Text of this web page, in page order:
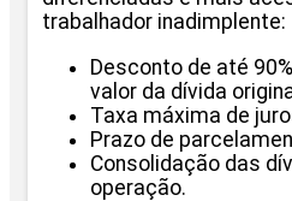
trabalhador inadimplente:
Desconto de até
valor da dívida
Taxa máxima de
Prazo de
Consolidação das
operação.